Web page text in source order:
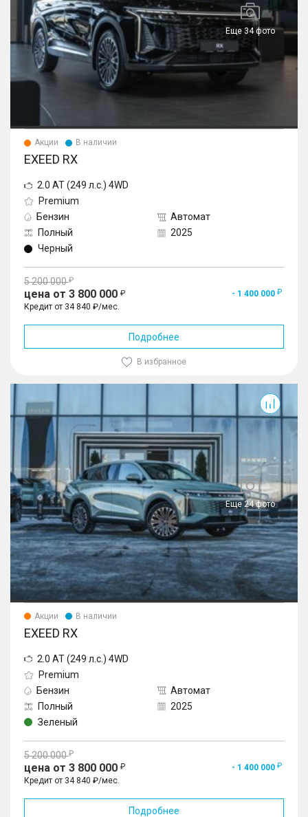
Еще 34 фото
Акции В наличии
EXEED RX
2.0 AT (249 л.с.) 4WD
Premium
Бензин
Автомат
Полный
2025
Черный
5 200 000
цена от 3 800 000
- 1 400 000
Кредит от 34 840 ₽/мес.
Подробнее
В избранное
Еще 24 фото
Акции В наличии
EXEED RX
2.0 AT (249 л.с.) 4WD
Premium
Бензин
Автомат
Полный
2025
Зеленый
5 200 000
цена от 3 800 000
- 1 400 000
Кредит от 34 840 ₽/мес.
Подробнее